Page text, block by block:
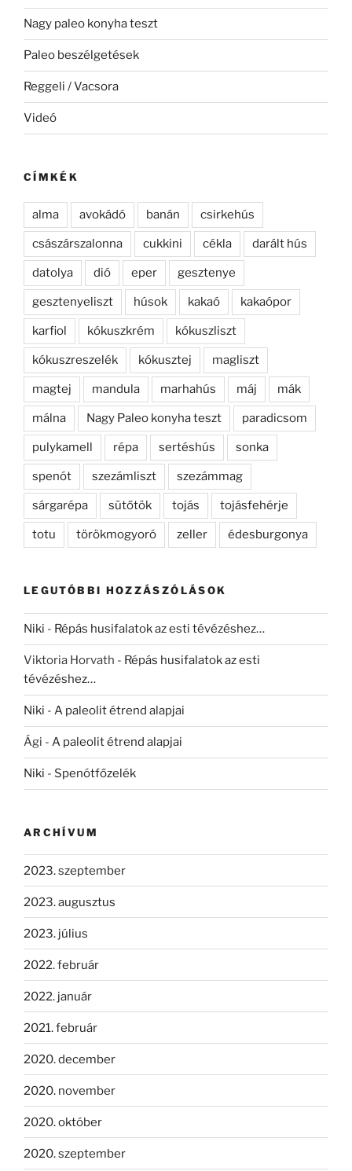
Nagy paleo konyha teszt
Paleo beszélgetések
Reggeli / Vacsora
Videó
CÍMKÉK
alma avokádó banán csirkehús
császárszalonna cukkini cékla darált hús
datolya dió eper gesztenye
gesztenyeliszt húsok kakaó kakaópor
karfiol kókuszkrém kókuszliszt
kókuszreszelék kókusztej magliszt
magtej mandula marhahús máj mák
málna Nagy Paleo konyha teszt paradicsom
pulykamell répa sertéshús sonka
spenót szezámliszt szezámmag
sárgarépa sütőtök tojás tojásfehérje
totu törökmogyoró zeller édesburgonya
LEGUTÓBBI HOZZÁSZÓLÁSOK
Niki - Répás husifalatok az esti tévézéshez…
Viktoria Horvath - Répás husifalatok az esti
tévézéshez…
Niki - A paleolit étrend alapjai
Ági - A paleolit étrend alapjai
Niki - Spenótfőzelék
ARCHÍVUM
2023. szeptember
2023. augusztus
2023. július
2022. február
2022. január
2021. február
2020. december
2020. november
2020. október
2020. szeptember